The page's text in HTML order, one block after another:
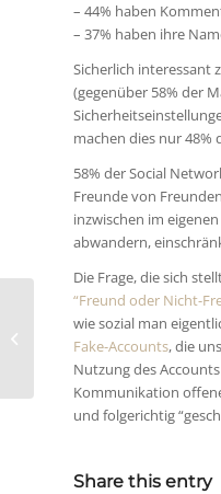
– 44% haben
– 37% haben ihre
Sicherlich interessant
(gegenüber 58% der
machen dies nur 48%
58% der Social
Freunde von
inzwischen im
abwandern,
Die Frage, die sich
“Freund oder Nicht-
wie sozial man
Fake-Accounts, die
Nutzung des
Kommunikation
und folgerichtig
Share this entry
Crowdsourcing der
Platz an der Sonne und FC